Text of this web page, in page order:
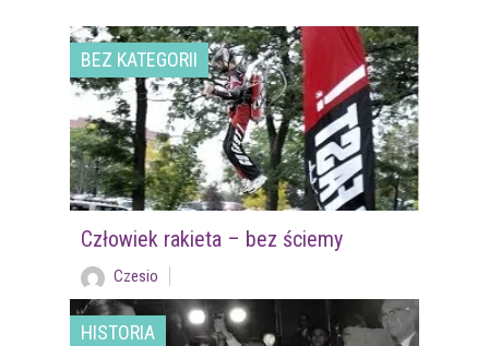
BEZ KATEGORII
Człowiek rakieta – bez ściemy
Czesio
HISTORIA